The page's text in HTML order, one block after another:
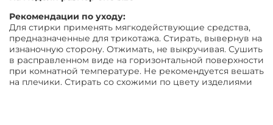
Рекомендации по уходу:
Для стирки применять мягкодействующие средства,
предназначенные для трикотажа. Стирать, вывернув на
изнаночную сторону. Отжимать, не выкручивая. Сушить
в расправленном виде на горизонтальной поверхности
при комнатной температуре. Не рекомендуется вешать
на плечики. Стирать со схожими по цвету изделиями